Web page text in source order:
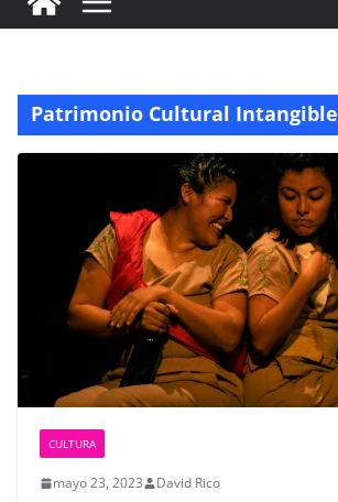
Patrimonio Cultural Intangible
CULTURA
mayo 23, 2023 David Rico